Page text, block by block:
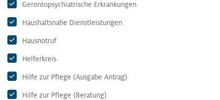
Gerontopsychiatrische Erkrankungen
Haushaltsnahe Dienstleistungen
Hausnotruf
Helferkreis
Hilfe zur Pflege (Ausgabe Antrag)
Hilfe zur Pflege (Beratung)